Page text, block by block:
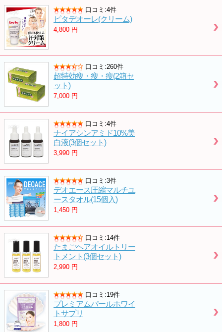
口コミ:4件
ピタデオーレ(クリーム)
4,800 円
口コミ:260件
超特効痩・痩・痩(2箱セ
ット)
7,000 円
口コミ:4件
ナイアシンアミド10%美
白液(3個セット)
3,990 円
口コミ:3件
デオエース圧縮マルチユ
ースタオル(15個入)
1,450 円
口コミ:14件
たまごヘアオイルトリー
トメント(3個セット)
2,990 円
口コミ:19件
プレミアムパールホワイ
トサプリ
1,800 円